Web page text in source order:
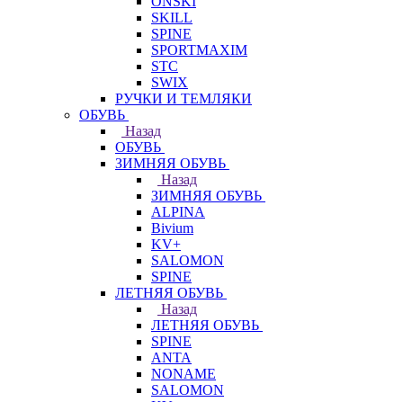
SKILL
SPINE
SPORTMAXIM
STC
SWIX
РУЧКИ И ТЕМЛЯКИ
ОБУВЬ
Назад
ОБУВЬ
ЗИМНЯЯ ОБУВЬ
Назад
ЗИМНЯЯ ОБУВЬ
ALPINA
Bivium
KV+
SALOMON
SPINE
ЛЕТНЯЯ ОБУВЬ
Назад
ЛЕТНЯЯ ОБУВЬ
SPINE
ANTA
NONAME
SALOMON